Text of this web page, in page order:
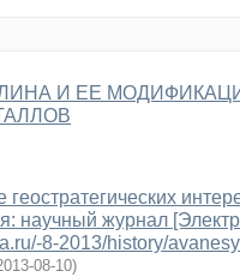
И ЕЕ
научный журнал
8-2013/history/
08-10)